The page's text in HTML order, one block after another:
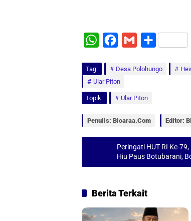
W
t
s
c
e
b
k
a
l
S
a
Tag: Desa Polohungo
Ular Piton
Topik: Ular Piton
Penulis: Bicaraa.com Editor:
Peringati HUT RI Ke-
Hiu Paus Botubarani,
Berita Terkait